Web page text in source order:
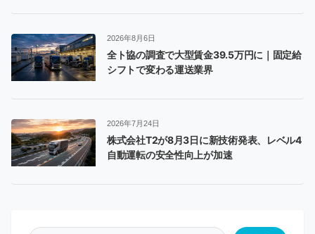
2026年8月6日
全ト協の調査で大型賃金39.5万円に｜固定給
シフトで変わる運送業界
2026年7月24日
株式会社T2が8月3日に新技術発表、レベル4
自動運転の安全性向上が加速